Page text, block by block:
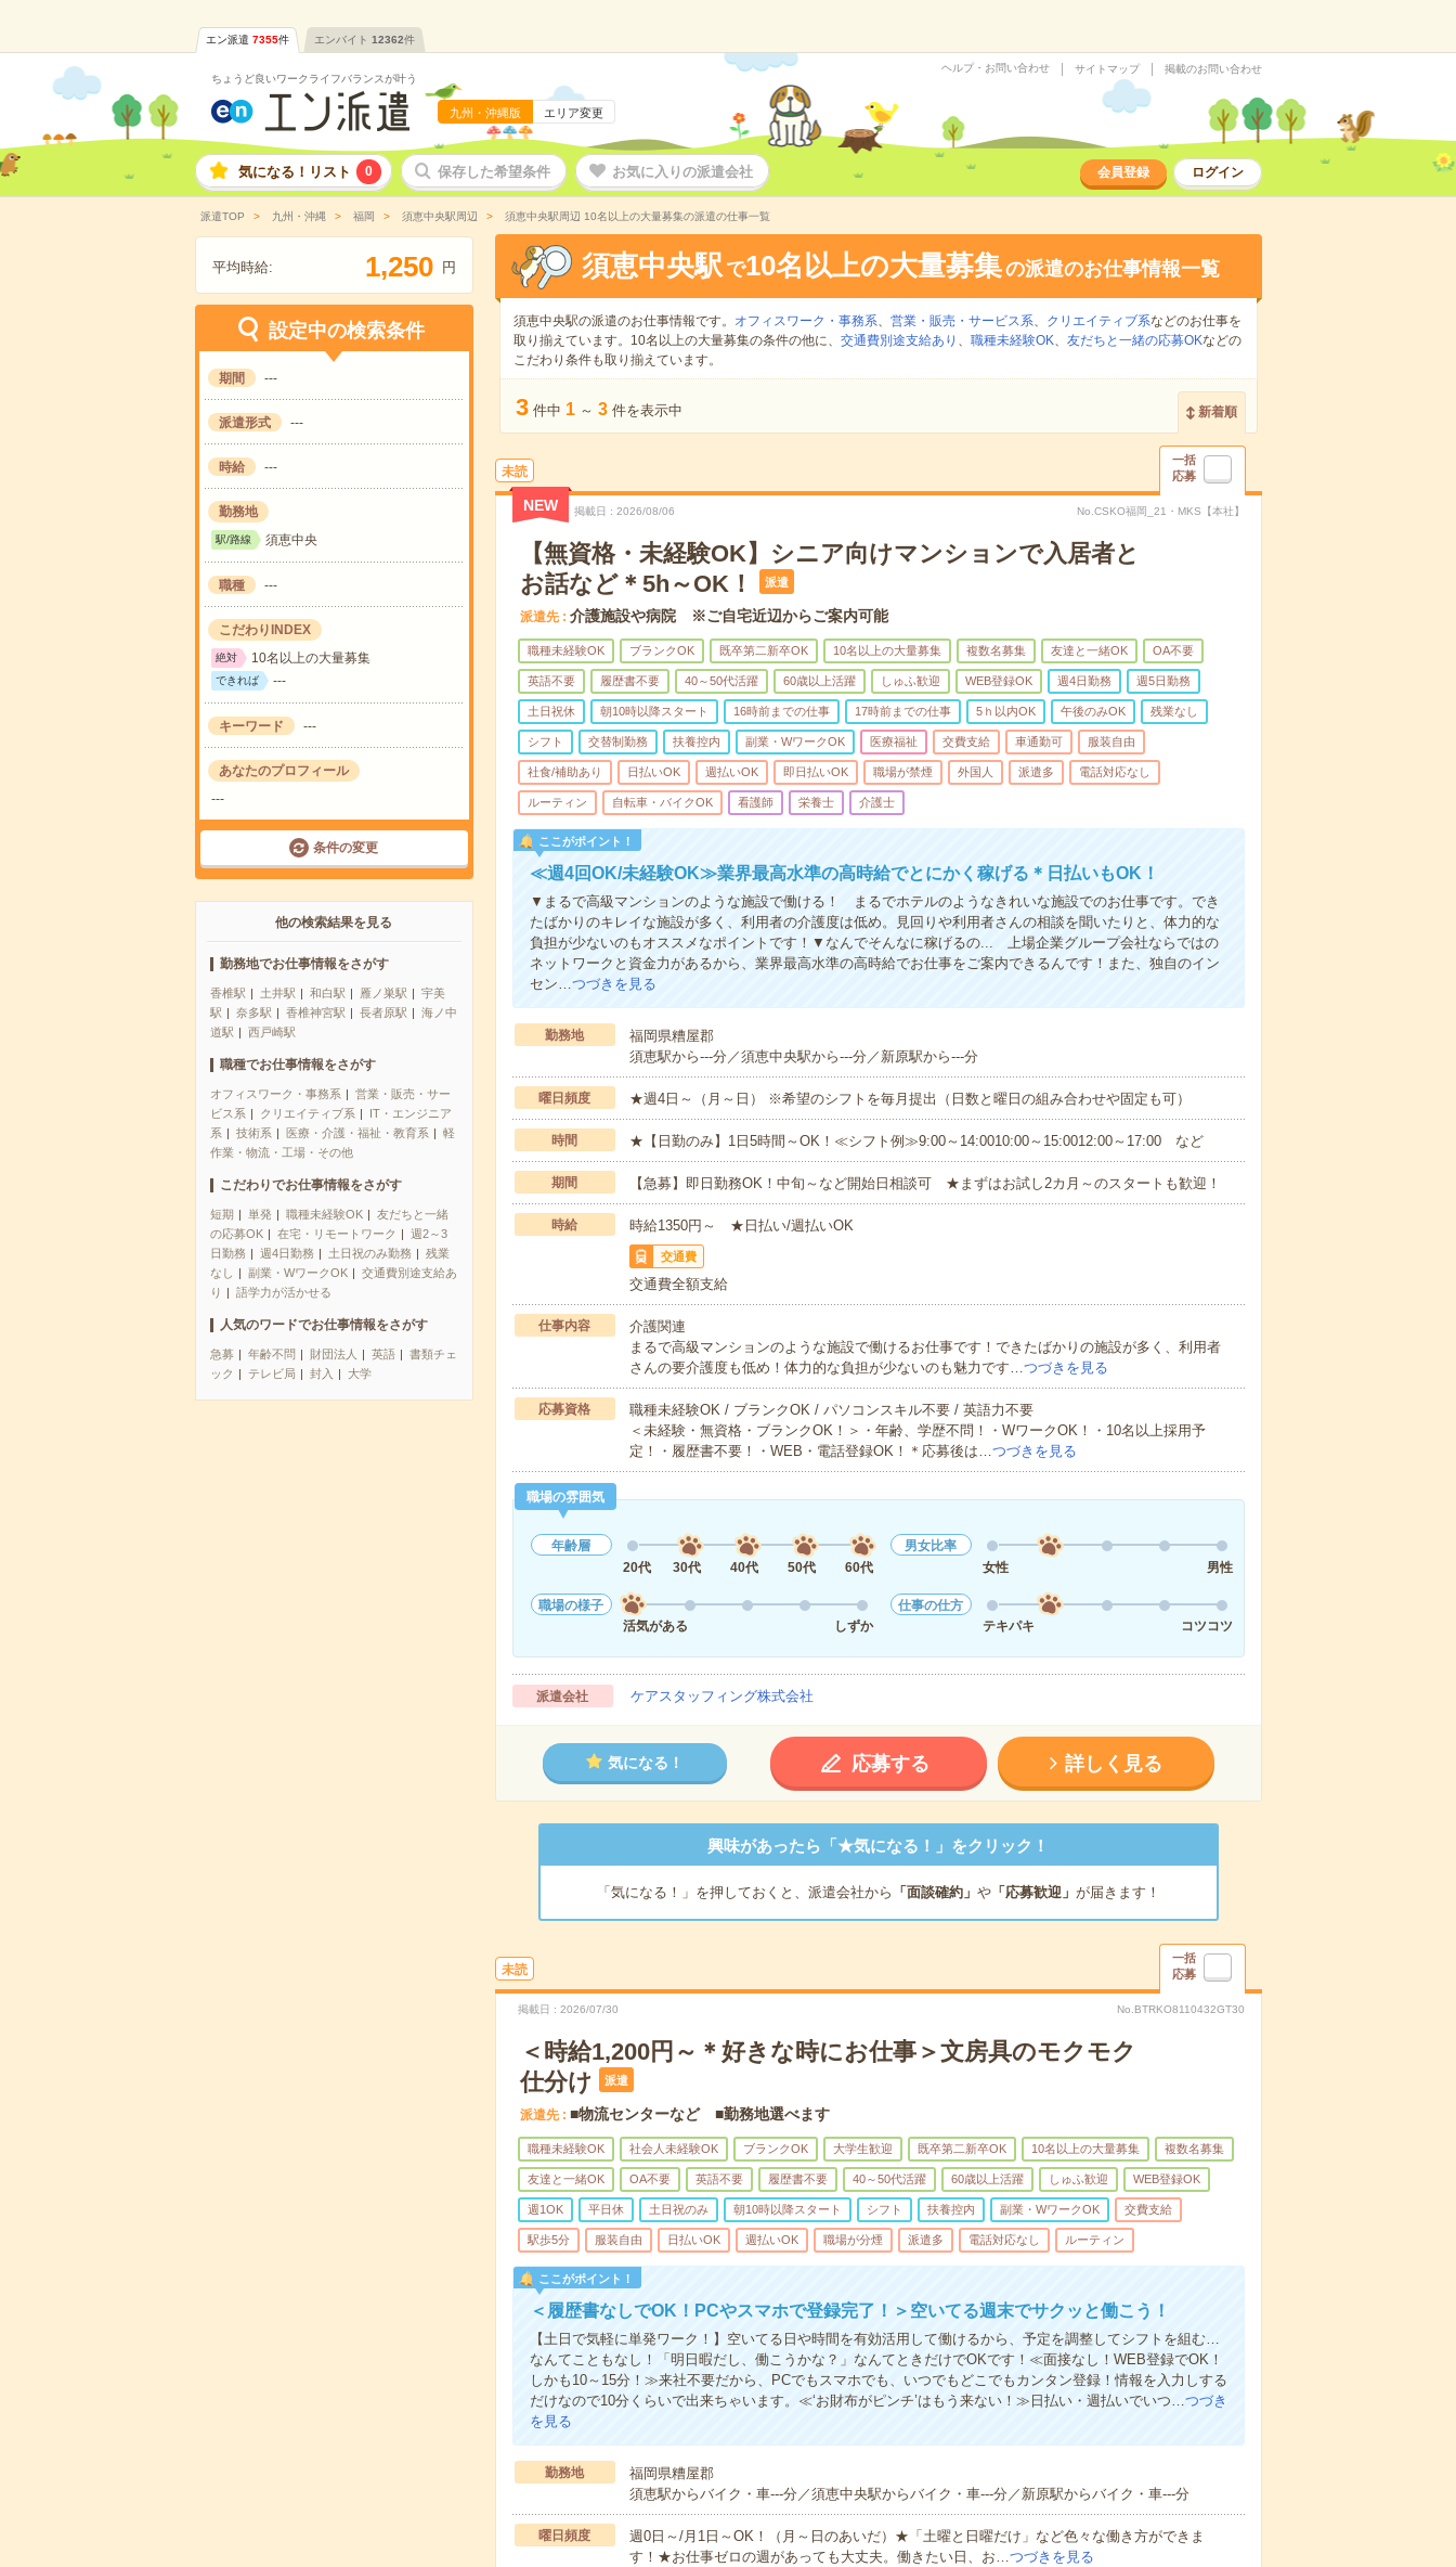
エン派遣 7355件 エンバイト 12362件
ちょうど良いワークライフバランスが叶う
九州・沖縄版 エリア変更
ヘルプ・お問い合わせ サイトマップ 掲載のお問い合わせ
気になる！リスト 0 保存した希望条件 お気に入りの派遣会社 会員登録 ログイン
派遣TOP 九州・沖縄 福岡 須恵中央駅周辺 須恵中央駅周辺 10名以上の大量募集の派遣の仕事一覧
平均時給: 1,250 円
設定中の検索条件
期間 ---
派遣形式 ---
時給 ---
勤務地
駅/路線 須恵中央
職種 ---
こだわりINDEX
絶対 10名以上の大量募集
できれば ---
キーワード ---
あなたのプロフィール
---
条件の変更
他の検索結果を見る
勤務地でお仕事情報をさがす
香椎駅 土井駅 和白駅 雁ノ巣駅
宇美
駅
奈多駅 香椎神宮駅 長者原駅
海ノ中
道駅
西戸崎駅
職種でお仕事情報をさがす
オフィスワーク・事務系
営業・販売・サー
ビス系
クリエイティブ系
IT・エンジニア
系
技術系 医療・介護・福祉・教育系
軽
作業・物流・工場・その他
こだわりでお仕事情報をさがす
短期 単発 職種未経験OK
友だちと一緒
の応募OK
在宅・リモートワーク
週2～3
日勤務
週4日勤務 土日祝のみ勤務
残業
なし
副業・WワークOK
交通費別途支給あ
り
語学力が活かせる
人気のワードでお仕事情報をさがす
急募 年齢不問 財団法人 英語
書類チェ
ック
テレビ局 封入 大学
須恵中央駅 で10名以上の大量募集の派遣のお仕事情報一覧
須恵中央駅の派遣のお仕事情報です。 オフィスワーク・事務系、 営業・販売・サービス系、 クリエイティブ系などのお仕事を
取り揃えています。10名以上の大量募集の条件の他に、 交通費別途支給あり 、 職種未経験OK、 友だちと一緒の応募OKなどの
こだわり条件も取り揃えています。
3 件中 1 ～ 3 件を表示中 新着順
未読
一括
応募
NEW 掲載日 2026/08/06 No.CSKO福岡_21・MKS【本社】
【無資格・未経験OK】シニア向けマンションで入居者と
お話など＊5h～OK！
派遣
派遣先 介護施設や病院 ※ご自宅近辺からご案内可能
職種未経験OK ブランクOK 既卒第二新卒OK 10名以上の大量募集 複数名募集 友達と一緒OK OA不要
英語不要 履歴書不要 40～50代活躍 60歳以上活躍 しゅふ歓迎 WEB登録OK 週4日勤務 週5日勤務
土日祝休 朝10時以降スタート 16時前までの仕事 17時前までの仕事 5ｈ以内OK 午後のみOK 残業なし
シフト 交替制勤務 扶養控内 副業・WワークOK 医療福祉 交費支給 車通勤可 服装自由
社食/補助あり 日払いOK 週払いOK 即日払いOK 職場が禁煙 外国人 派遣多 電話対応なし
ルーティン 自転車・バイクOK 看護師 栄養士 介護士
ここがポイント！
≪週4回OK/未経験OK≫業界最高水準の高時給でとにかく稼げる＊日払いもOK！
▼まるで高級マンションのような施設で働ける！ まるでホテルのようなきれいな施設でのお仕事です。でき
たばかりのキレイな施設が多く、利用者の介護度は低め。見回りや利用者さんの相談を聞いたりと、体力的な
負担が少ないのもオススメなポイントです！▼なんでそんなに稼げるの... 上場企業グループ会社ならではの
ネットワークと資金力があるから、業界最高水準の高時給でお仕事をご案内できるんです！また、独自のイン
セン…つづきを見る
勤務地
福岡県糟屋郡
須恵駅から---分／須恵中央駅から---分／新原駅から---分
曜日頻度 ★週4日～（月～日） ※希望のシフトを毎月提出（日数と曜日の組み合わせや固定も可）
時間 ★【日勤のみ】1日5時間～OK！≪シフト例≫9:00～14:0010:00～15:0012:00～17:00 など
期間 【急募】即日勤務OK！中旬～など開始日相談可 ★まずはお試し2カ月～のスタートも歓迎！
時給 時給1350円～ ★日払い/週払いOK
交通費
交通費全額支給
仕事内容
介護関連
まるで高級マンションのような施設で働けるお仕事です！できたばかりの施設が多く、利用者
さんの要介護度も低め！体力的な負担が少ないのも魅力です…つづきを見る
応募資格
職種未経験OK / ブランクOK / パソコンスキル不要 / 英語力不要
＜未経験・無資格・ブランクOK！＞・年齢、学歴不問！・WワークOK！・10名以上採用予
定！・履歴書不要！・WEB・電話登録OK！＊応募後は…つづきを見る
職場の雰囲気
年齢層
20代
30代 40代 50代 60代
男女比率
女性
男性
職場の様子
活気がある
しずか
仕事の仕方
テキパキ
コツコツ
派遣会社 ケアスタッフィング株式会社
気になる！ 応募する 詳しく見る
興味があったら「★気になる！」をクリック！
「気になる！」を押しておくと、派遣会社から 「面談確約」 や「応募歓迎」 が届きます！
未読
一括
応募
掲載日 2026/07/30 No.BTRKO8110432GT30
＜時給1,200円～＊好きな時にお仕事＞文房具のモクモク
仕分け
派遣
派遣先 ■物流センターなど ■勤務地選べます
職種未経験OK 社会人未経験OK ブランクOK 大学生歓迎 既卒第二新卒OK 10名以上の大量募集 複数名募集
友達と一緒OK OA不要 英語不要 履歴書不要 40～50代活躍 60歳以上活躍 しゅふ歓迎 WEB登録OK
週1OK 平日休 土日祝のみ 朝10時以降スタート シフト 扶養控内 副業・WワークOK 交費支給
駅歩5分 服装自由 日払いOK 週払いOK 職場が分煙 派遣多 電話対応なし ルーティン
ここがポイント！
＜履歴書なしでOK！PCやスマホで登録完了！＞空いてる週末でサクッと働こう！
【土日で気軽に単発ワーク！】空いてる日や時間を有効活用して働けるから、予定を調整してシフトを組む…
なんてこともなし！「明日暇だし、働こうかな？」なんてときだけでOKです！≪面接なし！WEB登録でOK！
しかも10～15分！≫来社不要だから、PCでもスマホでも、いつでもどこでもカンタン登録！情報を入力しする
だけなので10分くらいで出来ちゃいます。≪‘お財布がピンチ’はもう来ない！≫日払い・週払いでいつ…つづき
を見る
勤務地
福岡県糟屋郡
須恵駅からバイク・車---分／須恵中央駅からバイク・車---分／新原駅からバイク・車---分
曜日頻度
週0日～/月1日～OK！（月～日のあいだ）★「土曜と日曜だけ」など色々な働き方ができま
す！★お仕事ゼロの週があっても大丈夫。働きたい日、お…つづきを見る